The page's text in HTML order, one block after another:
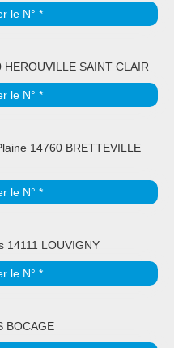
le N° *
SAINT CLAIR
le N° *
14760 BRETTEVILLE
le N° *
14111 LOUVIGNY
le N° *
BOCAGE